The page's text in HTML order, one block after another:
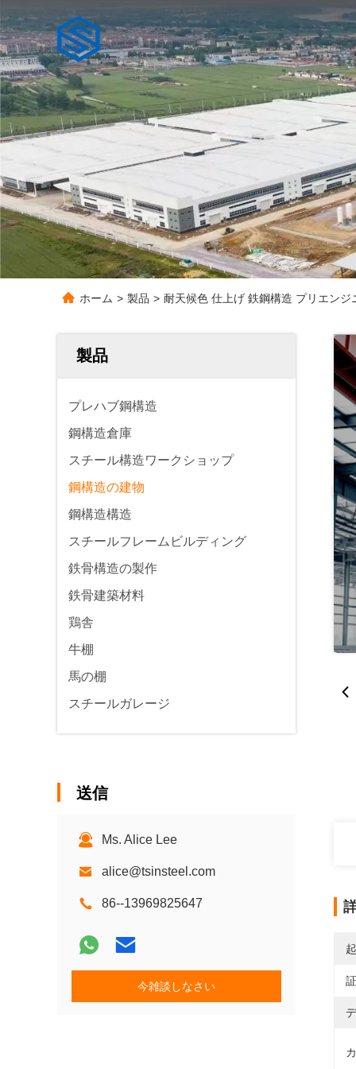
ホーム > 製品 > 耐天候色 仕上げ 鉄鋼構造 プリエン
製品
プレハブ鋼構造
鋼構造倉庫
スチール構造ワークショップ
鋼構造の建物
鋼構造構造
スチールフレームビルディング
鉄骨構造の製作
鉄骨建築材料
鶏舎
牛棚
馬の棚
スチールガレージ
送信
Ms. Alice Lee
alice@tsinsteel.com
86--13969825647
今雑談しなさい